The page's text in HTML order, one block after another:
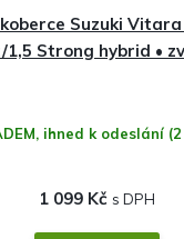
Suzuki
Strong hybrid •
ihned k odeslání
1 099 Kč